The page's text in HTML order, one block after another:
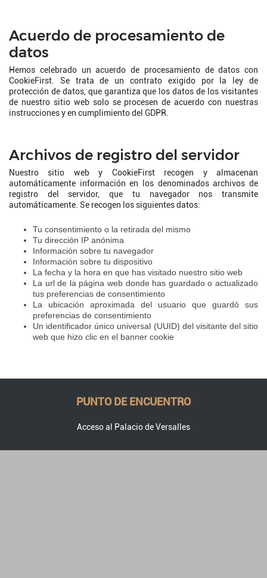
Acuerdo de procesamiento de
datos
Hemos celebrado un acuerdo de procesamiento de datos con
CookieFirst. Se trata de un contrato exigido por la ley de
protección de datos, que garantiza que los datos de los visitantes
de nuestro sitio web solo se procesen de acuerdo con nuestras
instrucciones y en cumplimiento del GDPR.
Archivos de registro del servidor
Nuestro sitio web y CookieFirst recogen y almacenan
automáticamente información en los denominados archivos de
registro del servidor, que tu navegador nos transmite
automáticamente. Se recogen los siguientes datos:
Tu consentimiento o la retirada del mismo
Tu dirección IP anónima
Información sobre tu navegador
Información sobre tu dispositivo
La fecha y la hora en que has visitado nuestro sitio web
La url de la página web donde has guardado o actualizado
tus preferencias de consentimiento
La ubicación aproximada del usuario que guardó sus
preferencias de consentimiento
Un identificador único universal (UUID) del visitante del sitio
web que hizo clic en el banner cookie
PUNTO DE ENCUENTRO
Acceso al Palacio de Versalles